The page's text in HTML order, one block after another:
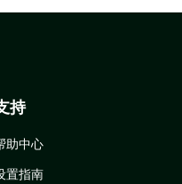
持
助中心
置指南